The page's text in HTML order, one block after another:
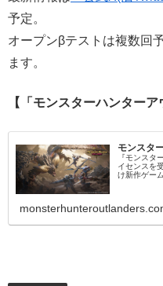
予定。
オープンβテストは複数回
ます。
【「モンスターハンター
モンスタ
『モンスタ
イセンスを
け新作ゲー